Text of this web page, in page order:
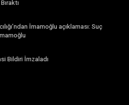
İmamoğlu açıklaması: Suç
Bildiri İmzaladı